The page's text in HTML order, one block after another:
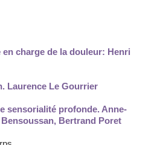
charge de la douleur: Henri
Laurence Le Gourrier
sensorialité profonde. Anne-
Bertrand Poret